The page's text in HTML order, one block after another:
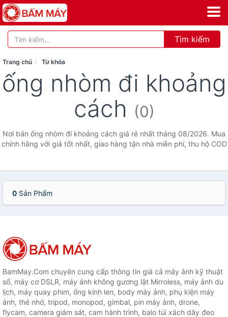
Tìm kiếm
Trang chủ Từ khóa
ống nhòm đi khoảng
cách (0)
Nơi bán ống nhòm đi khoảng cách giá rẻ nhất tháng 08/2026. Mua
chính hãng với giá tốt nhất, giao hàng tận nhà miễn phí, thu hộ COD
0 Sản Phẩm
BamMay.Com chuyên cung cấp thông tin giá cả máy ảnh kỹ thuật
số, máy cơ DSLR, máy ảnh không gương lật Mirroless, máy ảnh du
lịch, máy quay phim, ống kính len, body máy ảnh, phụ kiện máy
ảnh, thẻ nhớ, tripod, monopod, gimbal, pin máy ảnh, drone,
flycam, camera giám sát, cam hành trình, balo túi xách dây đeo